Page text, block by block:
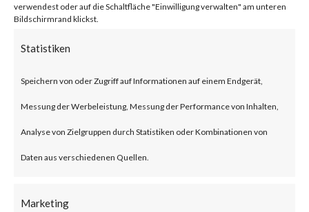
verwendest oder auf die Schaltfläche "Einwilligung verwalten" am unteren
Bildschirmrand klickst.
Statistiken
Speichern von oder Zugriff auf Informationen auf einem Endgerät,
Messung der Werbeleistung, Messung der Performance von Inhalten,
Analyse von Zielgruppen durch Statistiken oder Kombinationen von
Daten aus verschiedenen Quellen.
Marketing
Citrix NetScaler Gateway,
previously known as Citrix
designed to provide secure and
optimized remote access.
What is the Attack?
According to the advisory